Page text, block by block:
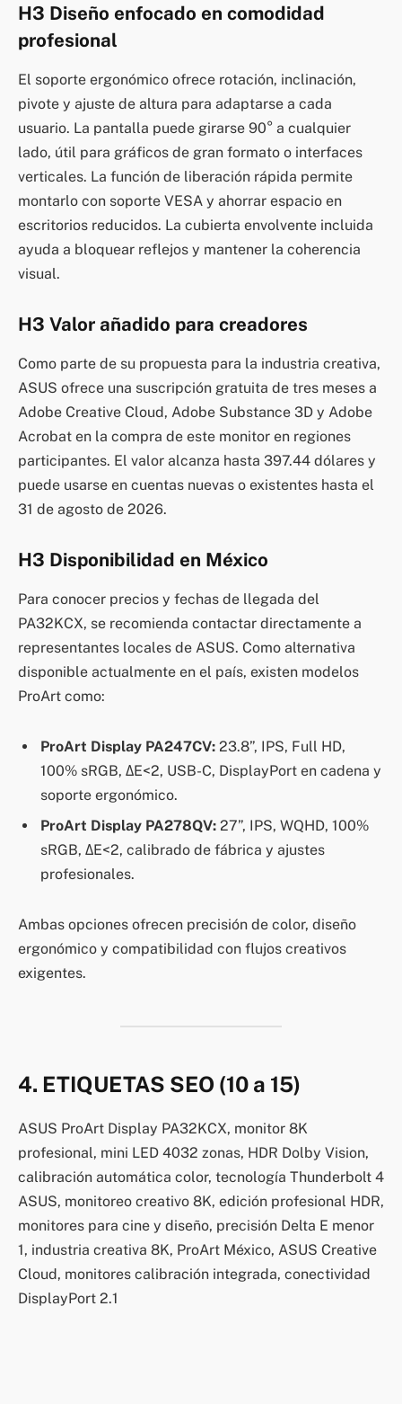
H3 Diseño enfocado en comodidad
profesional
El soporte ergonómico ofrece rotación, inclinación,
pivote y ajuste de altura para adaptarse a cada
usuario. La pantalla puede girarse 90° a cualquier
lado, útil para gráficos de gran formato o interfaces
verticales. La función de liberación rápida permite
montarlo con soporte VESA y ahorrar espacio en
escritorios reducidos. La cubierta envolvente incluida
ayuda a bloquear reflejos y mantener la coherencia
visual.
H3 Valor añadido para creadores
Como parte de su propuesta para la industria creativa,
ASUS ofrece una suscripción gratuita de tres meses a
Adobe Creative Cloud, Adobe Substance 3D y Adobe
Acrobat en la compra de este monitor en regiones
participantes. El valor alcanza hasta 397.44 dólares y
puede usarse en cuentas nuevas o existentes hasta el
31 de agosto de 2026.
H3 Disponibilidad en México
Para conocer precios y fechas de llegada del
PA32KCX, se recomienda contactar directamente a
representantes locales de ASUS. Como alternativa
disponible actualmente en el país, existen modelos
ProArt como:
ProArt Display PA247CV: 23.8”, IPS, Full HD,
100% sRGB, ΔE<2, USB-C, DisplayPort en cadena y
soporte ergonómico.
ProArt Display PA278QV: 27”, IPS, WQHD, 100%
sRGB, ΔE<2, calibrado de fábrica y ajustes
profesionales.
Ambas opciones ofrecen precisión de color, diseño
ergonómico y compatibilidad con flujos creativos
exigentes.
4. ETIQUETAS SEO (10 a 15)
ASUS ProArt Display PA32KCX, monitor 8K
profesional, mini LED 4032 zonas, HDR Dolby Vision,
calibración automática color, tecnología Thunderbolt 4
ASUS, monitoreo creativo 8K, edición profesional HDR,
monitores para cine y diseño, precisión Delta E menor
1, industria creativa 8K, ProArt México, ASUS Creative
Cloud, monitores calibración integrada, conectividad
DisplayPort 2.1